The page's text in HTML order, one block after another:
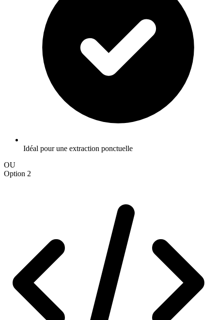
Idéal pour une extraction ponctuelle
OU
Option 2